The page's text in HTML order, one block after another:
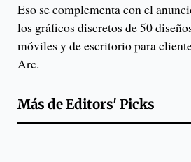
Eso se complementa con el
los gráficos discretos de 50
móviles y de escritorio para
Arc.
Más deEditors' Picks